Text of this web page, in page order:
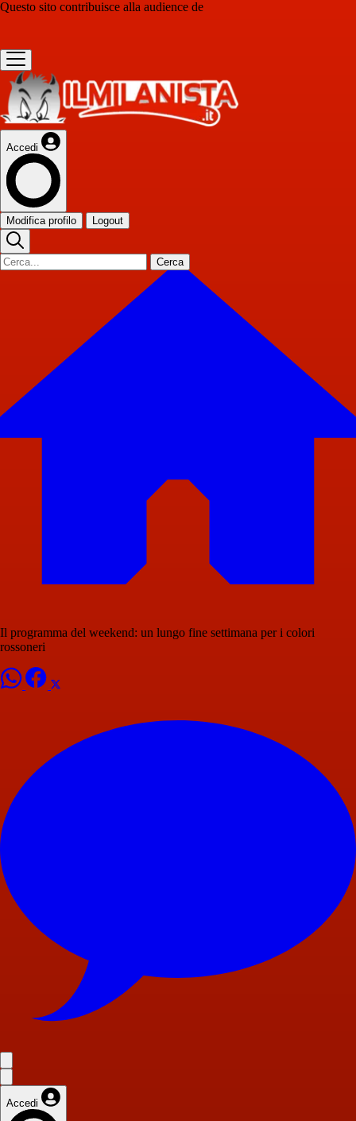
Questo sito contribuisce alla audience de
Accedi
Modifica profilo Logout
Cerca
Il programma del weekend: un lungo fine settimana per i colori
rossoneri
Accedi